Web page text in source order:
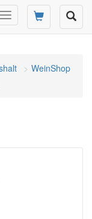
Navigation
umschalten
WeinShop